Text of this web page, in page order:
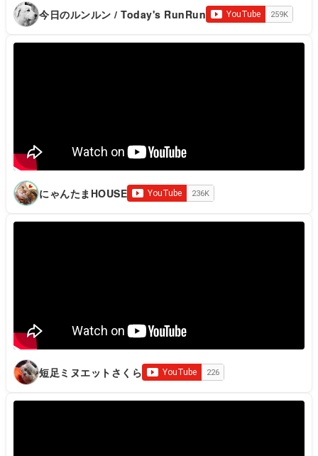
今日のルンルン / Today's RunRun
にゃんたまHOUSE
短足ミヌエットさくら